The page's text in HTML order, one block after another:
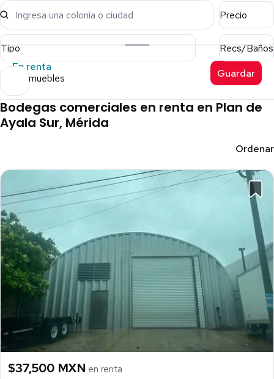
Ingresa una colonia o ciudad Precio
Tipo
Recs/Baños
En renta
12 inmuebles Guardar
Bodegas comerciales en renta en Plan de
Ayala Sur, Mérida
Ordenar
$37,500 MXN en renta